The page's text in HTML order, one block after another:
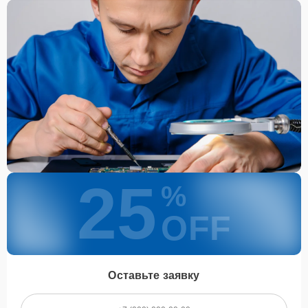
Какие предоставляются
гарантии
Каждому клиенту предоставляется гарантия сервиса, которая
распространяется на все виды ремонта, а также на все
используемые запчасти. Гарантия включает в себя срочную
обработку гарантийных случаев и постгарантийное обслуживание.
При гарантийном случае наш сервис установит новые запчасти и
обновит программное обеспечение совершенно бесплатно. Более
подробную информацию можно получить в разделе Гарантии.
Наличие запчастей и их
качество
Компания располагает собственными складами для получения
качественные аналоги). Клиенты нашего сервиса не ожидают
поступления запчастей, мастера приступают к ремонту сразу
после получения и диагностирования устройства.
25 %
OFF
Оставьте заявку